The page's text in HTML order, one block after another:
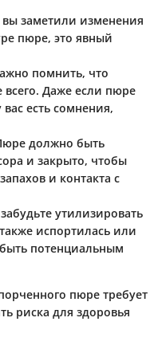
вы заметили изменения
пюре, это явный
помнить, что
Даже если пюре
есть сомнения,
должно быть
и закрыто, чтобы
и контакта с
утилизировать
испортилась или
потенциальным
пюре требует
риска для здоровья